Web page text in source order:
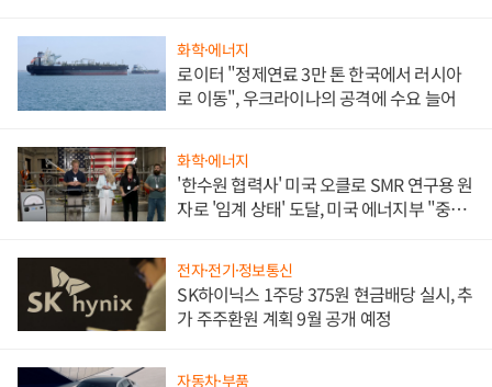
화학·에너지
로이터 "정제연료 3만 톤 한국에서 러시아
로 이동", 우크라이나의 공격에 수요 늘어
화학·에너지
'한수원 협력사' 미국 오클로 SMR 연구용 원
자로 '임계 상태' 도달, 미국 에너지부 "중요
전자·전기·정보통신
SK하이닉스 1주당 375원 현금배당 실시, 추
가 주주환원 계획 9월 공개 예정
자동차·부품